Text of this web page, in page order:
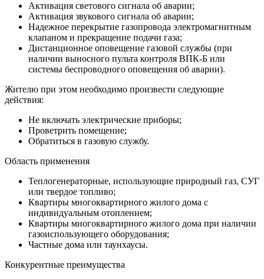
Активация светового сигнала об аварии;
Активация звукового сигнала об аварии;
Надежное перекрытие газопровода электромагнитным
клапаном и прекращение подачи газа;
Дистанционное оповещение газовой службы (при
наличии выносного пульта контроля ВПК-Б или
системы беспроводного оповещения об аварии).
Жителю при этом необходимо произвести следующие
действия:
Не включать электрические приборы;
Проветрить помещение;
Обратиться в газовую службу.
Область применения
Теплогенераторные, использующие природный газ, СУГ
или твердое топливо;
Квартиры многоквартирного жилого дома с
индивидуальным отоплением;
Квартиры многоквартирного жилого дома при наличии
газоиспользующего оборудования;
Частные дома или таунхаусы.
Конкурентные преимущества